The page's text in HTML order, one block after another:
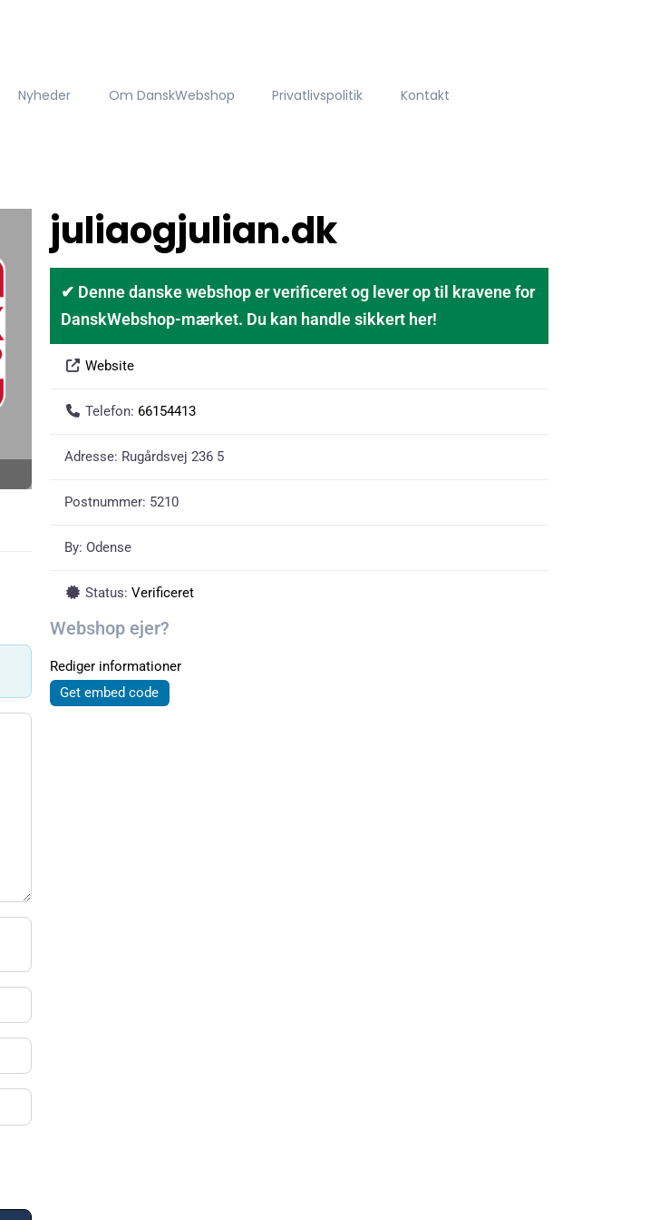
Nyheder Om DanskWebshop Privatlivspolitik Kontakt
juliaogjulian.dk
✔ Denne danske webshop er verificeret og lever op til kravene for
DanskWebshop-mærket. Du kan handle sikkert her!
Website
Telefon: 66154413
Adresse: Rugårdsvej 236 5
Postnummer: 5210
By: Odense
Status: Verificeret
Webshop ejer?
Rediger informationer
Get embed code